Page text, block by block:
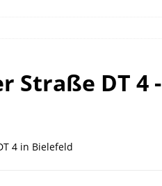
Straße DT 4 -
4 in Bielefeld